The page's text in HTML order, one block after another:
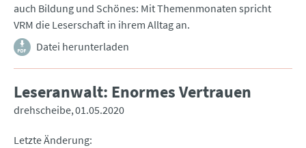
auch Bildung und Schönes: Mit Themenmonaten spricht
VRM die Leserschaft in ihrem Alltag an.
Datei herunterladen
Leseranwalt: Enormes Vertrauen
drehscheibe 01.05.2020
Letzte Änderung